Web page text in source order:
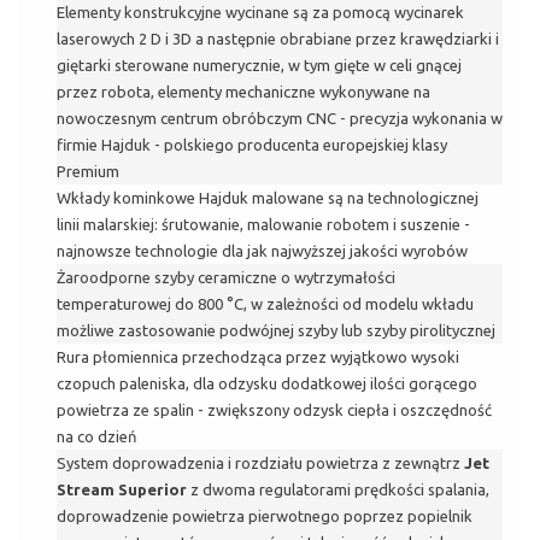
Elementy konstrukcyjne wycinane są za pomocą wycinarek
laserowych 2 D i 3D a następnie obrabiane przez krawędziarki i
giętarki sterowane numerycznie, w tym gięte w celi gnącej
przez robota, elementy mechaniczne wykonywane na
nowoczesnym centrum obróbczym CNC - precyzja wykonania w
firmie Hajduk - polskiego producenta europejskiej klasy
Premium
Wkłady kominkowe Hajduk malowane są na technologicznej
linii malarskiej: śrutowanie, malowanie robotem i suszenie -
najnowsze technologie dla jak najwyższej jakości wyrobów
Żaroodporne szyby ceramiczne o wytrzymałości
temperaturowej do 800 °C, w zależności od modelu wkładu
możliwe zastosowanie podwójnej szyby lub szyby pirolitycznej
Rura płomiennica przechodząca przez wyjątkowo wysoki
czopuch paleniska, dla odzysku dodatkowej ilości gorącego
powietrza ze spalin - zwiększony odzysk ciepła i oszczędność
na co dzień
System doprowadzenia i rozdziału powietrza z zewnątrz Jet
Stream Superior z dwoma regulatorami prędkości spalania,
doprowadzenie powietrza pierwotnego poprzez popielnik